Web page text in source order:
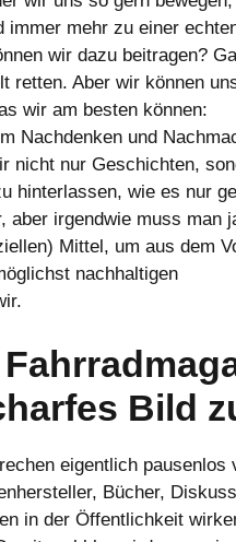
immer mehr zu einer
wir dazu beitragen?
retten. Aber wir können
wir am besten können:
Nachdenken und
nicht nur Geschichten,
hinterlassen, wie es nur
aber irgendwie muss man
Mittel, um aus dem
nachhaltigen
Bild
eigentlich
Bücher,
in der Öffentlichkeit